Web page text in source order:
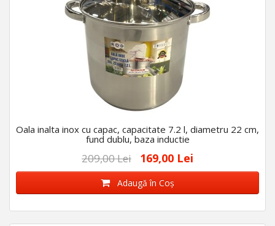
Oala inalta inox cu capac, capacitate 7.2 l, diametru 22 cm,
fund dublu, baza inductie
209,00 Lei 169,00 Lei
Adaugă în Coş